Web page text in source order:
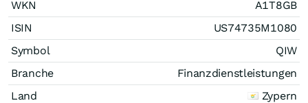
WKN
A1T8GB
ISIN
US74735M1080
Symbol
QIW
Branche
Finanzdienstleistungen
Land
Zypern